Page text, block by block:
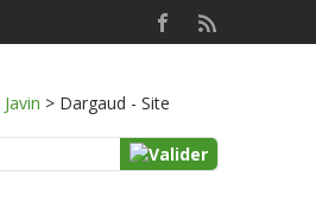
> Dargaud - Site